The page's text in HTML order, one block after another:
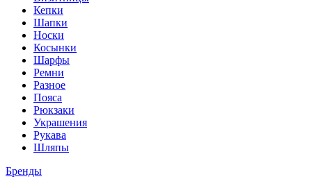
Кепки
Шапки
Носки
Косынки
Шарфы
Ремни
Разное
Пояса
Рюкзаки
Украшения
Рукава
Шляпы
Бренды